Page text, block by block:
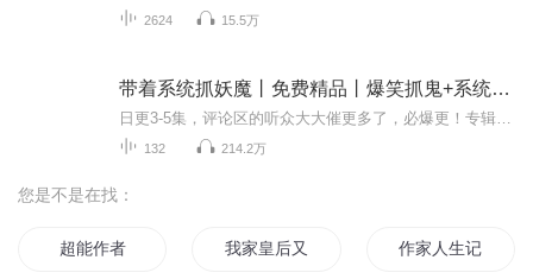
2624 15.5万
带着系统抓妖魔丨免费精品丨爆笑抓鬼+系统灵异
132 214.2万
您是不是在找：
超能作者 我家皇后又作妖 作家人生记